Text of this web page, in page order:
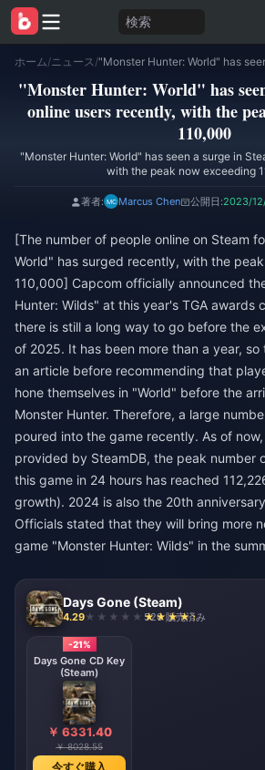
検索
ホーム/ニュース /
"Monster Hunter: World" has
online users recently, with the
110,000
"Monster Hunter: World" has seen a surge in
with the peak now exceeding
著者: Marcus Chen 公開日:2023/
[The number of people online on Steam
World" has surged recently, with the
110,000] Capcom officially announced
Hunter: Wilds" at this year's TGA awards
there is still a long way to go before the
of 2025. It has been more than a year, so
an article before recommending that
hone themselves in "World" before the
Monster Hunter. Therefore, a large
poured into the game recently. As of
provided by SteamDB, the peak number
this game in 24 hours has reached
growth). 2024 is also the 20th
Officials stated that they will bring more
game "Monster Hunter: Wilds" in the
Days Gone (Steam)
4.29 520 販売済み
-21%
Days Gone CD Key
(Steam)
￥ 6331.40
￥ 8028.55
今すぐ購入